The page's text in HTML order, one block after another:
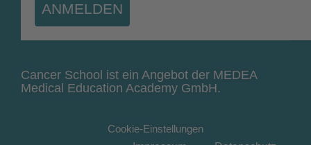
ANMELDEN
Cancer School ist ein Angebot der MEDEA
Medical Education Academy GmbH.
Cookie-Einstellungen